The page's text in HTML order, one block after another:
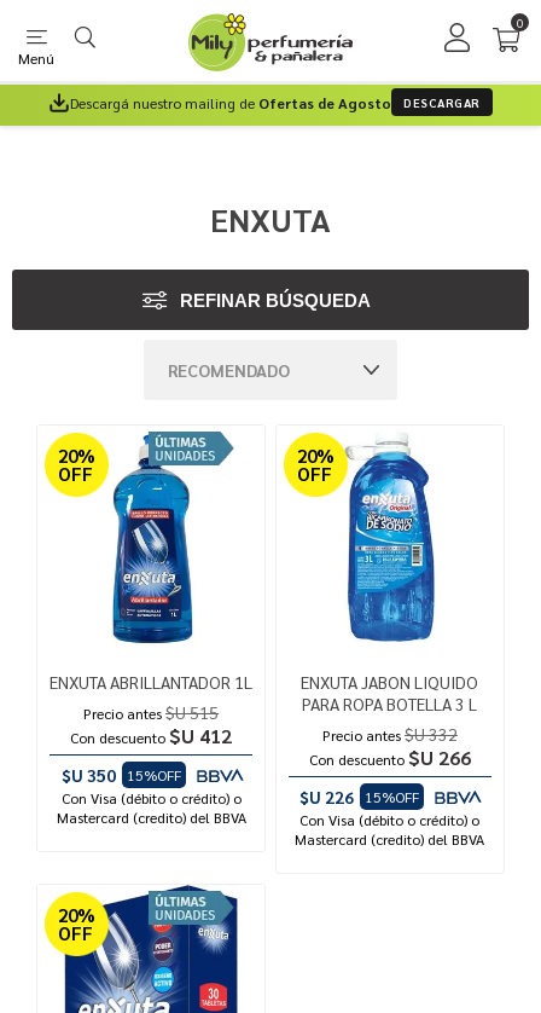
Menú
0
Descargá nuestro mailing de Ofertas de Agosto DESCARGAR
ENXUTA
REFINAR BÚSQUEDA
20%
OFF
ENXUTA ABRILLANTADOR 1L
Precio antes$U 515
Con descuento $U 412
$U 350
15%OFF
Con Visa (débito o crédito) o
Mastercard (credito) del BBVA
20%
OFF
ENXUTA JABON LIQUIDO
PARA ROPA BOTELLA 3 L
Precio antes$U 332
Con descuento $U 266
$U 226
15%OFF
Con Visa (débito o crédito) o
Mastercard (credito) del BBVA
20%
OFF